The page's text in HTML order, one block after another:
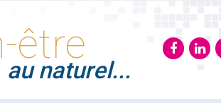
être
au naturel...